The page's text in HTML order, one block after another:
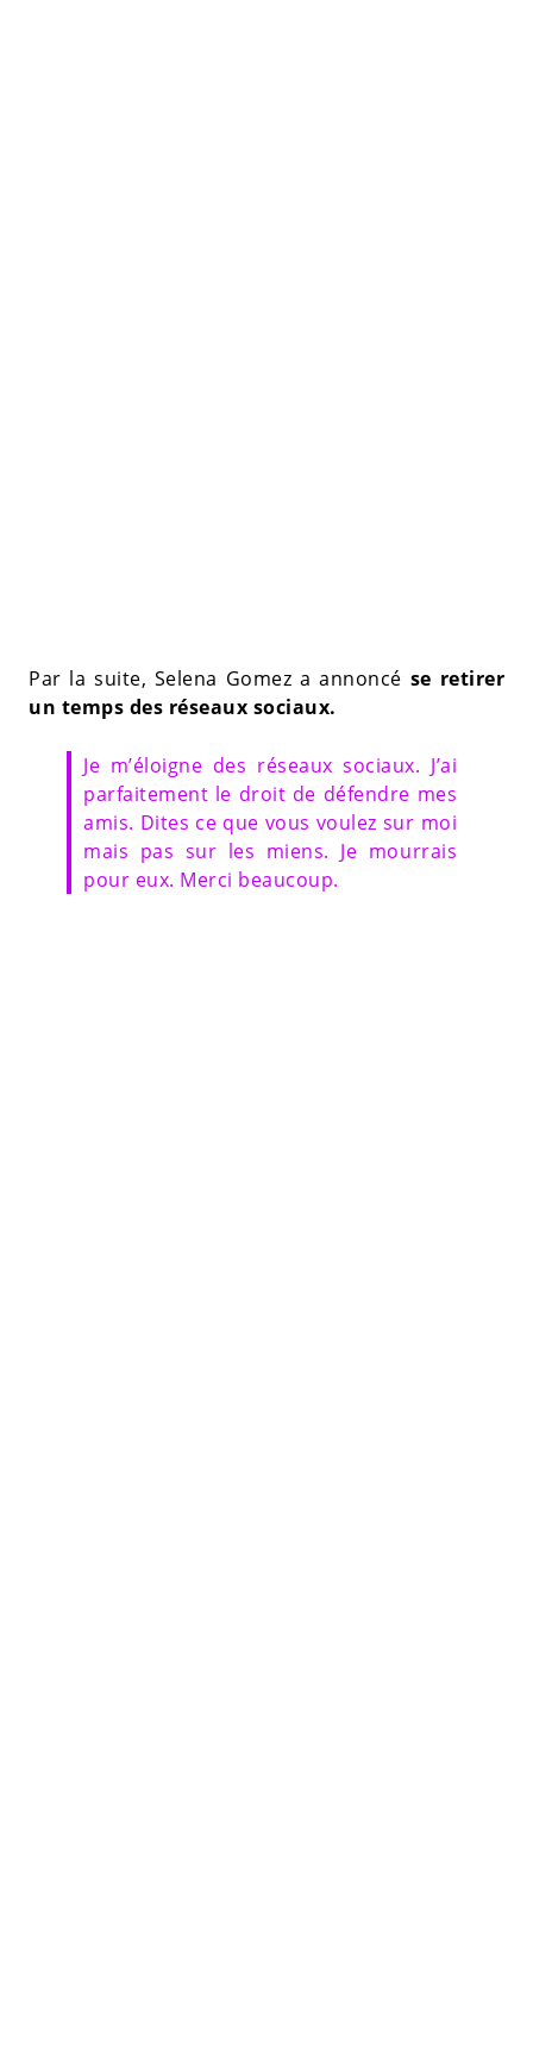
Par la suite, Selena Gomez a annoncé se retirer
un temps des réseaux sociaux.
Je m’éloigne des réseaux sociaux. J’ai
parfaitement le droit de défendre mes
amis. Dites ce que vous voulez sur moi
mais pas sur les miens. Je mourrais
pour eux. Merci beaucoup.